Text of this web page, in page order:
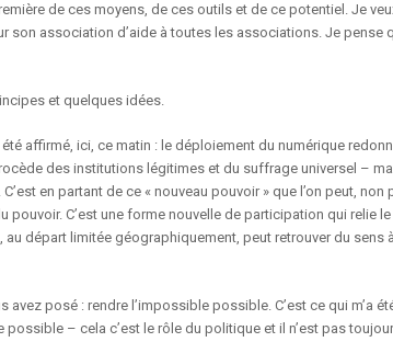
de ces moyens, de ces outils et de ce potentiel. Je
son association d’aide à toutes les associations. Je pense
et quelques idées.
affirmé, ici, ce matin : le déploiement du numérique
des institutions légitimes et du suffrage universel –
en partant de ce « nouveau pouvoir » que l’on peut,
pouvoir. C’est une forme nouvelle de participation qui relie
départ limitée géographiquement, peut retrouver du sens
avez posé : rendre l’impossible possible. C’est ce qui m’a
possible – cela c’est le rôle du politique et il n’est pas